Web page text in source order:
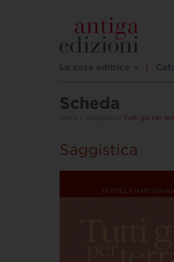
La casa editrice
Scheda
/ / Tutti giù per
Saggistica